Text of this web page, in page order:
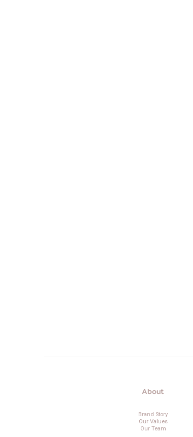
About
Brand Story
Our Values
Our Team